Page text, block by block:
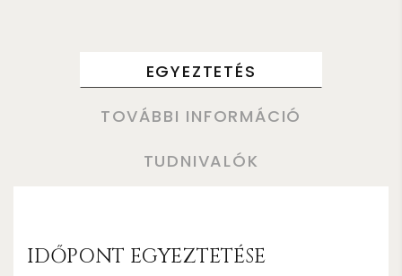
EGYEZTETÉS
TOVÁBBI INFORMÁCIÓ
TUDNIVALÓK
IDŐPONT EGYEZTETÉSE